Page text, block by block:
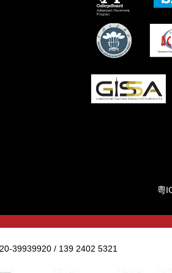
粤
39939920 / 139 2402 5321